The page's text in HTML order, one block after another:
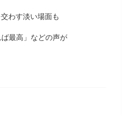
わす淡い場面も
最高」などの声が